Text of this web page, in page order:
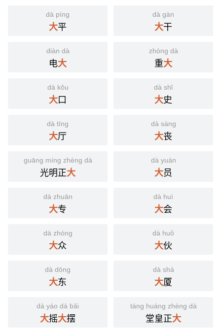
dà píng
大平
dà gàn
大干
diàn dà
电大
zhòng dà
重大
dà kǒu
大口
dà shǐ
大史
dà tīng
大厅
dà sàng
大丧
guāng míng zhèng dà
光明正大
dà yuán
大员
dà zhuān
大专
dà huì
大会
dà zhòng
大众
dà huǒ
大伙
dà dōng
大东
dà shà
大厦
dà yáo dà bǎi
大摇大摆
táng huáng zhèng dà
堂皇正大